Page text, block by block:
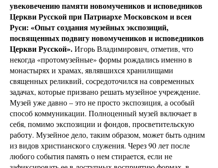
увековечению памяти новомучеников и исповедников
Церкви Русской при Патриархе Московском и всея
Руси: «Опыт создания музейных экспозиций,
посвященных подвигу новомучеников и исповедников
Церкви Русской».Игорь Владимирович, отметив, что
некогда «протомузейные» формы рождались именно в
монастырях и храмах, являвшихся хранилищами
священных реликвий, сосредоточился на современных
задачах, которые призвано решать музейное учреждение.
Музей уже давно – это не просто экспозиция, а особый
способ коммуникации. Полноценный музей включает в
себя, помимо экспозиции и фондов, просветительскую
работу. Музейное дело, таким образом, может быть одним
из видов христианского служения. Через 90 лет после
любого события память о нем стирается, если не